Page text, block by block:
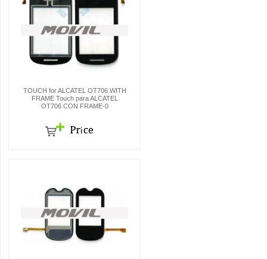
TOUCH for ALCATEL OT706 WITH
FRAME Touch para ALCATEL
OT706 CON FRAME-0